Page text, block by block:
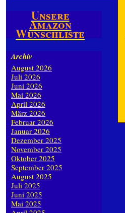
Unsere
Amazon
Wunschliste
Archiv
August 2026
Juli 2026
Juni 2026
Mai 2026
April 2026
März 2026
Februar 2026
Januar 2026
Dezember 2025
November 2025
Oktober 2025
September 2025
August 2025
Juli 2025
Juni 2025
Mai 2025